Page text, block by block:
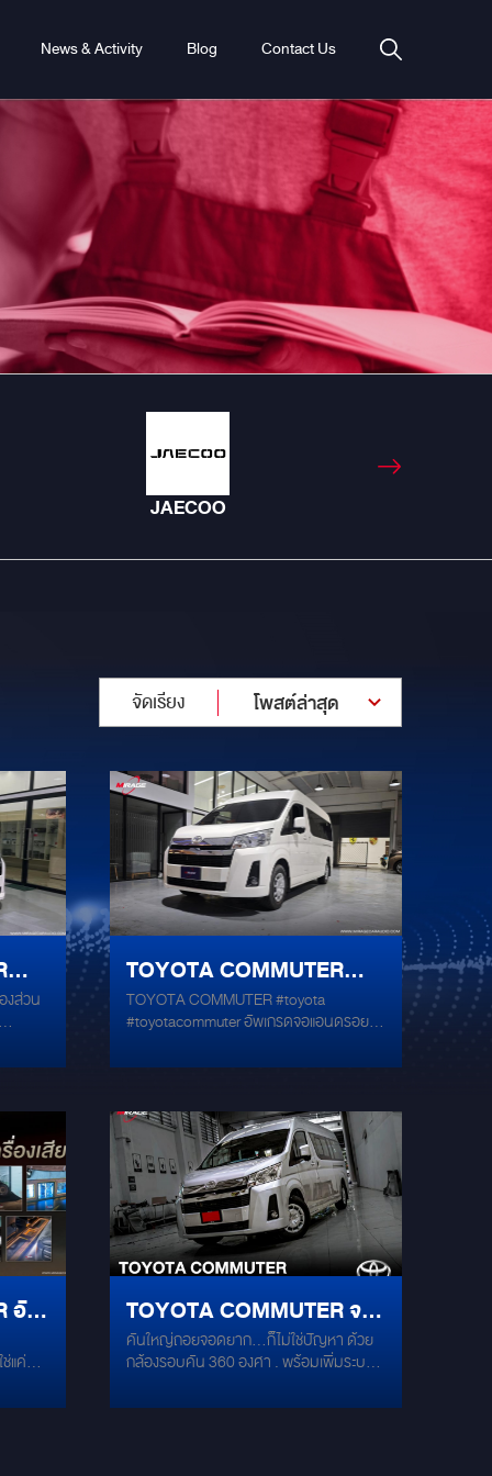
News & Activity Blog Contact Us
JAECOO
จัดเรียง โพสต์ล่าสุด
งส่วน
าก
ความ
แต่
าะ
อน
ที่เป็น
ปลี่ยน
ชัด
ที่
นได้
TOYOTA COMMUTER
อัพเกรดจอแอนดรอยด์สุดล้ำ
กับหน้าจอแบบ 2K ขนาด 10"
TOYOTA COMMUTER #toyota
#toyotacommuter อัพเกรดจอแอนดรอยด์
Ram 8 Rom 128 / ระบบTouchScreen ลื่น
หลากหลาย เพลิดเพลินได้ทุกการเดินทาง
พร้อมติดตี้งกล้องรอบคัน 360 ํ เลือกดูมุม
มองได้รอบด้าน คมชัดทุกมุมมอง ให้การ
ขับขี่ของคุณเป็นเรื่องง่าย สะดวกสบายใน
การเดินทาง พร้อมอัพเกรดชุดลำโพงเสียงใส
ALPINE S2-65C INFINITY ALPHA
6530 ALPINE PWE-M770
อัป
แค่รถ
Hi-
TOYOTA COMMUTER จอ
ANDORID PLUG AND
คันใหญ่ถอยจอดยาก...ก็ไม่ใช่ปัญหา ด้วย
กล้องรอบคัน 360 องศา . พร้อมเพิ่มระบบ
โรงงาน รองรับหลากหลายแอพพริเคชั่น . ใน